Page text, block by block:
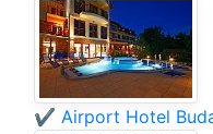
✔️ Airport Hotel